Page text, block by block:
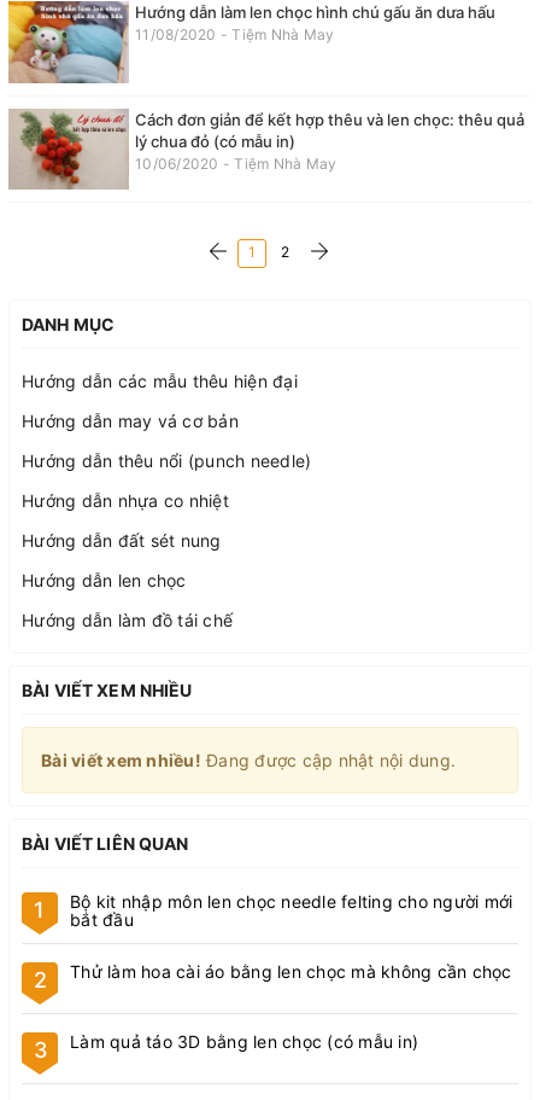
Hướng dẫn làm len chọc hình chú gấu ăn dưa hấu
11/08/2020 - Tiệm Nhà May
Cách đơn giản để kết hợp thêu và len chọc: thêu quả
lý chua đỏ (có mẫu in)
10/06/2020 - Tiệm Nhà May
1 2
DANH MỤC
Hướng dẫn các mẫu thêu hiện đại
Hướng dẫn may vá cơ bản
Hướng dẫn thêu nổi (punch needle)
Hướng dẫn nhựa co nhiệt
Hướng dẫn đất sét nung
Hướng dẫn len chọc
Hướng dẫn làm đồ tái chế
BÀI VIẾT XEM NHIỀU
Bài viết xem nhiều! Đang được cập nhật nội dung.
BÀI VIẾT LIÊN QUAN
1
Bộ kit nhập môn len chọc needle felting cho người mới
bắt đầu
2 Thử làm hoa cài áo bằng len chọc mà không cần chọc
3 Làm quả táo 3D bằng len chọc (có mẫu in)